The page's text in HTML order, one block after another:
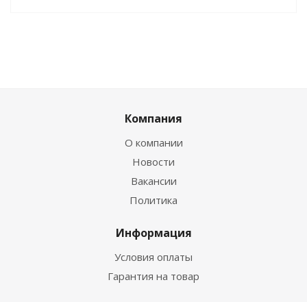
Компания
О компании
Новости
Вакансии
Политика
Информация
Условия оплаты
Гарантия на товар